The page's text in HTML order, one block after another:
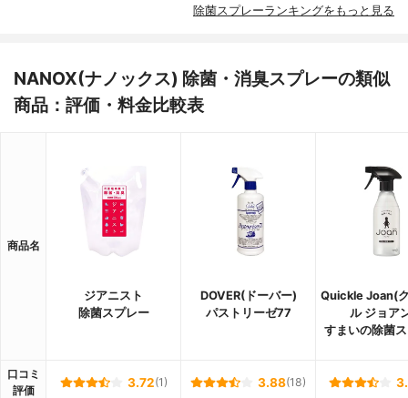
除菌スプレーランキングをもっと見る
NANOX(ナノックス) 除菌・消臭スプレーの類似
商品：評価・料金比較表
商品名
ジアニスト
除菌スプレー
DOVER(ドーバー)
パストリーゼ77
Quickle Joan(
ル ジョア
すまいの除菌
口コミ
評価
3.72(1) 3.88(18)